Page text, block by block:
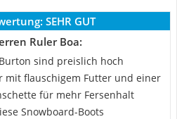
SEHR GUT
Ruler Boa:
sind preislich hoch
mit flauschigem Futter und einer
für mehr Fersenhalt
Snowboard-Boots